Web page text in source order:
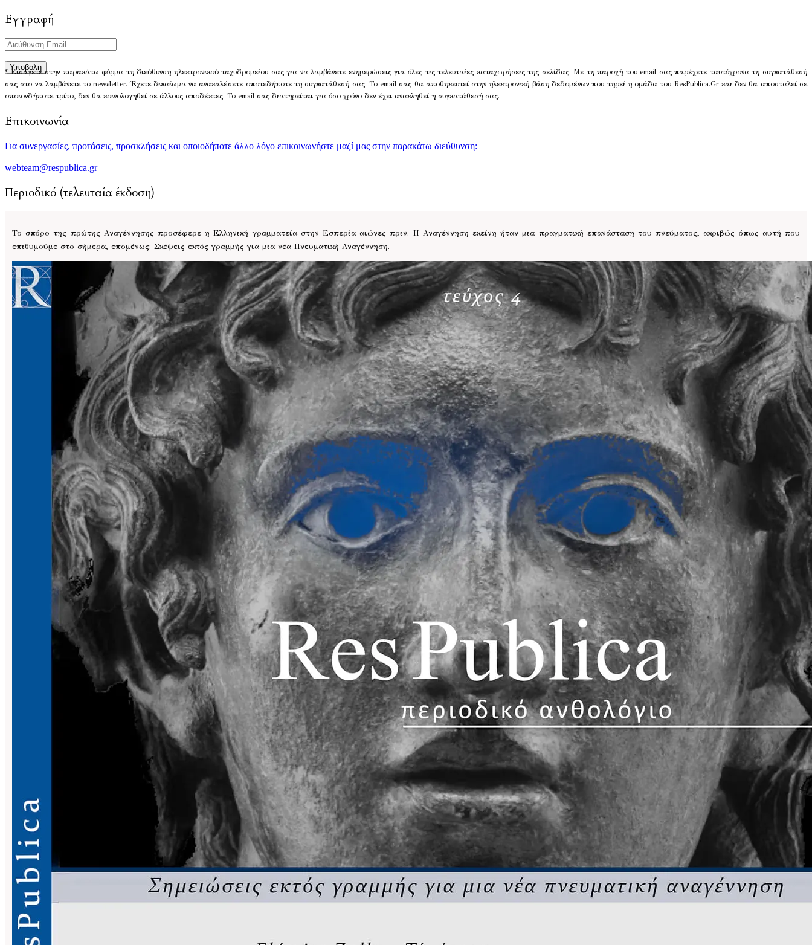
Εγγραφή
* Εισάγετε στην παρακάτω φόρμα τη διεύθυνση ηλεκτρονικού ταχυδρομείου σας για να λαμβάνετε ενημερώσεις για όλες τις τελευταίες καταχωρήσεις της σελίδας. Με τη παροχή του email σας παρέχετε ταυτόχρονα τη συγκατάθεσή
σας στο να λαμβάνετε το newsletter. Έχετε δικαίωμα να ανακαλέσετε οποτεδήποτε τη συγκατάθεσή σας. Το email σας θα αποθηκευτεί στην ηλεκτρονική βάση δεδομένων που τηρεί η ομάδα του ResPublica.Gr και δεν θα αποσταλεί σε
οποιονδήποτε τρίτο, δεν θα κοινολογηθεί σε άλλους αποδέκτες. Το email σας διατηρείται για όσο χρόνο δεν έχει ανακληθεί η συγκατάθεσή σας.
Επικοινωνία
Για συνεργασίες, προτάσεις, προσκλήσεις και οποιοδήποτε άλλο λόγο επικοινωνήστε μαζί μας στην παρακάτω διεύθυνση:
webteam@respublica.gr
Περιοδικό (τελευταία έκδοση)
Το σπόρο της πρώτης Αναγέννησης προσέφερε η Ελληνική γραμματεία στην Εσπερία αιώνες πριν. Η Αναγέννηση εκείνη ήταν μια πραγματική επανάσταση του πνεύματος, ακριβώς όπως αυτή που
επιθυμούμε στο σήμερα, επομένως: Σκέψεις εκτός γραμμής για μια νέα Πνευματική Αναγέννηση.